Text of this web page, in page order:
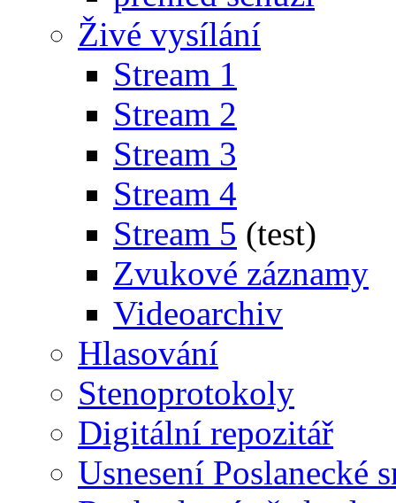
Živé vysílání
Stream 1
Stream 2
Stream 3
Stream 4
Stream 5 (test)
Zvukové záznamy
Videoarchiv
Hlasování
Stenoprotokoly
Digitální repozitář
Usnesení Poslanecké